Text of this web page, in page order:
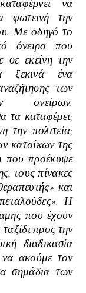
να
φωτεινή την
Με οδηγό το
όνειρο που
σε εκείνη την
ξεκινά ένα
των
ονείρων.
τα καταφέρει;
την πολιτεία;
κατοίκων της
που προέκυψε
τους πίνακες
και
Η
που έχουν
προς την
διαδικασία
να ακούμε τον
σημάδια των